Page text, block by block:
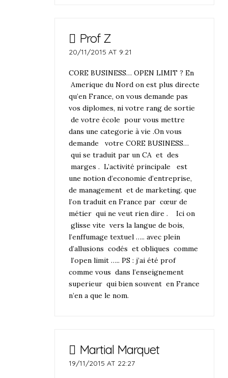
Prof Z
20/11/2015 AT 9:21
CORE BUSINESS… OPEN LIMIT ? En
Amerique du Nord on est plus directe
qu’en France, on vous demande pas
vos diplomes, ni votre rang de sortie
de votre école pour vous mettre
dans une categorie à vie .On vous
demande votre CORE BUSINESS…
qui se traduit par un CA et des
marges . L’activité principale est
une notion d’economie d’entreprise,
de management et de marketing. que
l’on traduit en France par cœur de
métier qui ne veut rien dire . Ici on
glisse vite vers la langue de bois,
l’enffumage textuel ….. avec plein
d’allusions codés et obliques comme
l’open limit ….. PS : j’ai été prof
comme vous dans l’enseignement
superieur qui bien souvent en France
n’en a que le nom.
Martial Marquet
19/11/2015 AT 22:27